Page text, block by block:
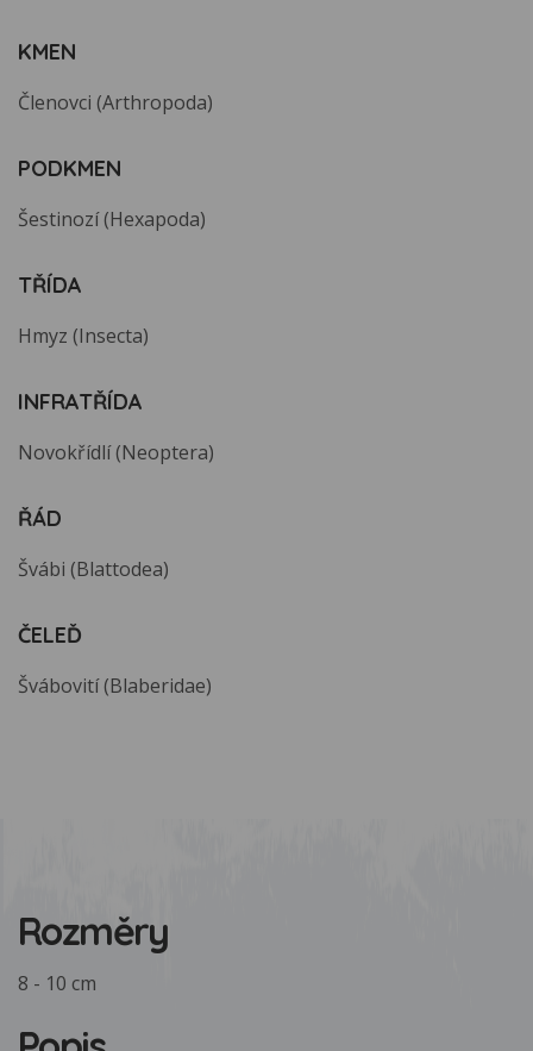
KMEN
Členovci (Arthropoda)
PODKMEN
Šestinozí (Hexapoda)
TŘÍDA
Hmyz (Insecta)
INFRATŘÍDA
Novokřídlí (Neoptera)
ŘÁD
Švábi (Blattodea)
ČELEĎ
Švábovití (Blaberidae)
Rozměry
8 - 10 cm